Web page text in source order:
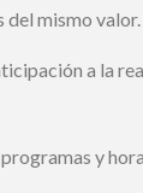
mismo valor.
a la
y